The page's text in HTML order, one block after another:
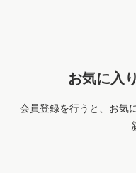
お気に入
会員登録を行うと、お気